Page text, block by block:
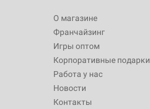
О магазине
Франчайзинг
Игры оптом
Корпоративные подарки
Работа у нас
Новости
Контакты